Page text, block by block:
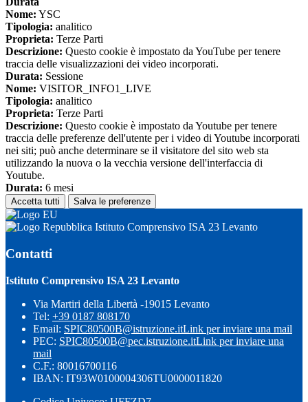
Nome: YSC
Tipologia: analitico
Proprieta: Terze Parti
Descrizione: Questo cookie è impostato da YouTube per tenere
traccia delle visualizzazioni dei video incorporati.
Durata: Sessione
Nome: VISITOR_INFO1_LIVE
Tipologia: analitico
Proprieta: Terze Parti
Descrizione: Questo cookie è impostato da Youtube per tenere
traccia delle preferenze dell'utente per i video di Youtube incorporati
nei siti; può anche determinare se il visitatore del sito web sta
utilizzando la nuova o la vecchia versione dell'interfaccia di
Youtube.
Durata: 6 mesi
Accetta tutti Salva le preferenze
Istituto Comprensivo ISA 23 Levanto
Contatti
Istituto Comprensivo ISA 23 Levanto
Via Martiri della Libertà -19015 Levanto
Tel: +39 0187 808170
Email: SPIC80500B@istruzione.itLink per inviare una mail
PEC: SPIC80500B@pec.istruzione.itLink per inviare una
mail
C.F.: 80016700116
IBAN: IT93W0100004306TU0000011820